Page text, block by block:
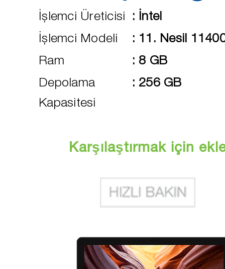
İşlemci Üreticisi : İntel
İşlemci Modeli
: 11. Nesil
Ram
: 8 GB
Depolama
Kapasitesi
: 256 GB
Karşılaştırmak için